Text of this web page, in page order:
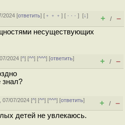
2024 [ответить] [ ﹢﹢﹢] [ · · ·][↓]
+ / –
несуществующих
2024 [^] [^^] [^^^] [ответить]
+ / –
знал?
07/07/2024 [^] [^^] [^^^] [ответить]
+ / –
детей не увлекаюсь.